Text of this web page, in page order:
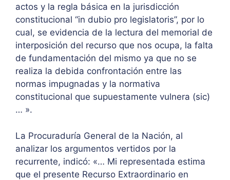
actos y la regla básica en la jurisdicción
constitucional “in dubio pro legislatoris”, por lo
cual, se evidencia de la lectura del memorial de
interposición del recurso que nos ocupa, la falta
de fundamentación del mismo ya que no se
realiza la debida confrontación entre las
normas impugnadas y la normativa
constitucional que supuestamente vulnera (sic)
… ».
La Procuraduría General de la Nación, al
analizar los argumentos vertidos por la
recurrente, indicó: «… Mi representada estima
que el presente Recurso Extraordinario en